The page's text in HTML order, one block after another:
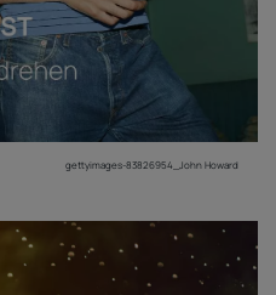
gettyimages-83826954_John Howard